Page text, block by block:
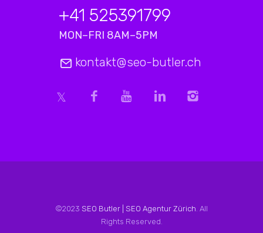
+41 525391799
MON–FRI 8AM–5PM
kontakt@seo-butler.ch
©2023 SEO Butler | SEO Agentur Zürich. All
Rights Reserved.